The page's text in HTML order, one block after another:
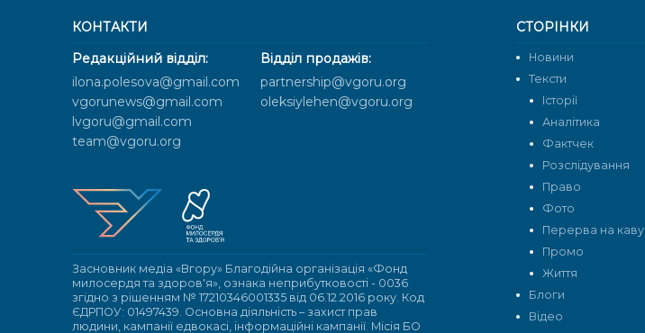
КОНТАКТИ
Редакційний відділ:
ilona.polesova@gmail.com
vgorunews@gmail.com
lvgoru@gmail.com
team@vgoru.org
Відділ продажів:
partnership@vgoru.org
oleksiylehen@vgoru.org
Засновник медіа «Вгору» Благодійна організація «Фонд
милосердя та здоров'я», ознака неприбутковості - 0036
згідно з рішенням № 17210346001335 від 06.12.2016 року. Код
ЄДРПОУ: 01497439. Основна діяльність – захист прав
людини, кампанії едвокасі, інформаційні кампанії. Місія БО
СТОРІНКИ
Новини
Тексти
Історії
Аналітика
Фактчек
Розслідування
Право
Фото
Перерва на каву
Промо
Життя
Блоги
Відео